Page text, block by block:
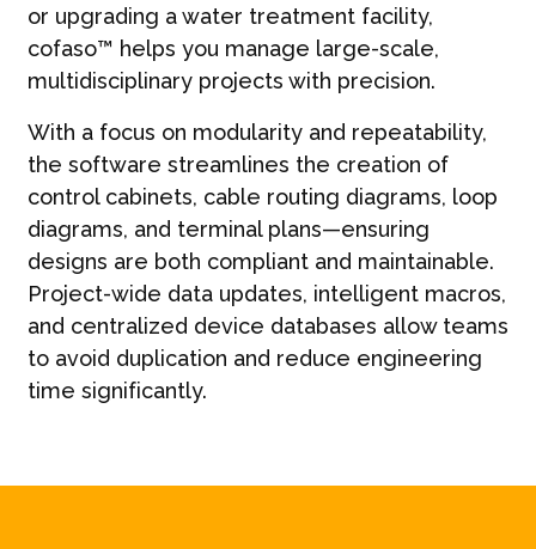
or upgrading a water treatment facility,
cofaso™ helps you manage large-scale,
multidisciplinary projects with precision.
With a focus on modularity and repeatability,
the software streamlines the creation of
control cabinets, cable routing diagrams, loop
diagrams, and terminal plans—ensuring
designs are both compliant and maintainable.
Project-wide data updates, intelligent macros,
and centralized device databases allow teams
to avoid duplication and reduce engineering
time significantly.